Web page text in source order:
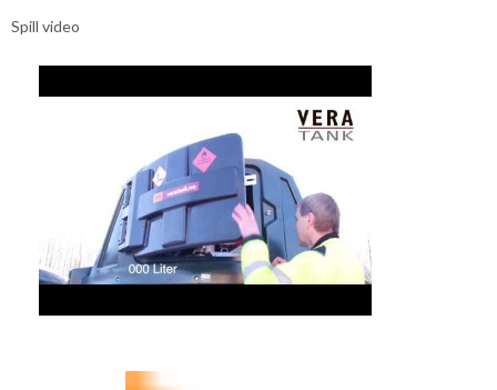
Spill video